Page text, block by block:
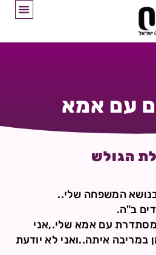
עם אמא
הגולש
המשפחה שלי..
ב"ה.
עם אמא שלי.,אני
איתה..ואני לא יודעת